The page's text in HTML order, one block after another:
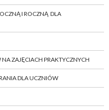
I ROCZNĄ DLA
ZAJĘCIACH PRAKTYCZNYCH
DLA UCZNIÓW